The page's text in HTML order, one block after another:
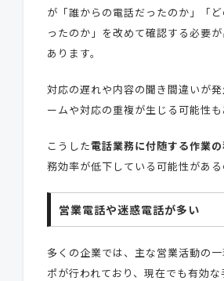
が「誰からの電話だったのか」「
ったのか」を改めて確認する必要
あります。
対応の遅れや内容の聞き間違いが
ームや対応の重複が生じる可能性も
こうした電話業務に付随する作業
務効率が低下している可能性がある
営業電話や迷惑電話が多い
多くの企業では、主な営業活動の
ポが行われており、現在でも有効